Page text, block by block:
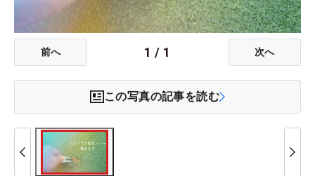
前へ 1 / 1 次へ
この写真の記事を読む